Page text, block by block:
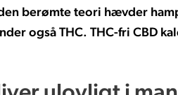
berømte teori hævder
også THC. THC-fri CBD